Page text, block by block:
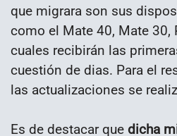
que migrara son sus
como el Mate 40, Mate 30,
cuales recibirán las
cuestión de dias. Para el
las actualizaciones se
Es de destacar que dicha